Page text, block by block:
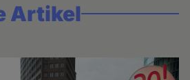
Artikel